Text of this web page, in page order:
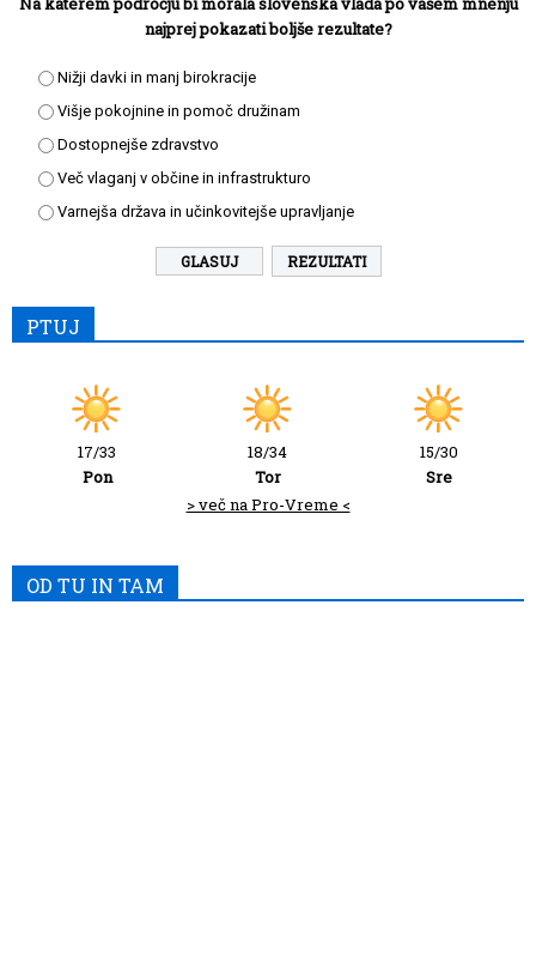
najprej pokazati boljše rezultate?
Nižji davki in manj birokracije
Višje pokojnine in pomoč družinam
Dostopnejše zdravstvo
Več vlaganj v občine in infrastrukturo
Varnejša država in učinkovitejše upravljanje
REZULTATI
PTUJ
17/33
Pon
18/34
Tor
15/30
Sre
> več na Pro-Vreme <
OD TU IN TAM